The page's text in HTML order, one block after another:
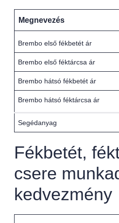
Megnevezés
Brembo első fékbetét ár
Brembo első féktárcsa ár
Brembo hátsó fékbetét ár
Brembo hátsó féktárcsa ár
Segédanyag
Fékbetét,
csere
kedvezmény